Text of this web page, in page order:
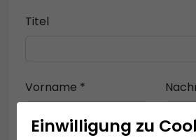
Titel
Vorname *
Einwilligung zu